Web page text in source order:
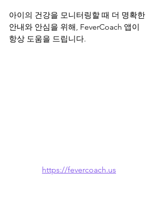
아이의 건강을 모니터링할 때 더 명확한
안내와 안심을 위해, FeverCoach 앱이
항상 도움을 드립니다.
https://fevercoach.us